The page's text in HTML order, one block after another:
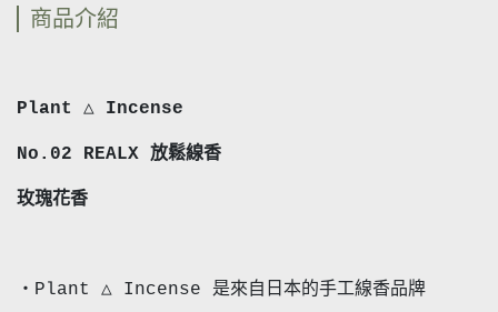
商品介紹
Plant △ Incense
No.02 REALX 放鬆線香
玫瑰花香
・Plant △ Incense 是來自日本的手工線香品牌